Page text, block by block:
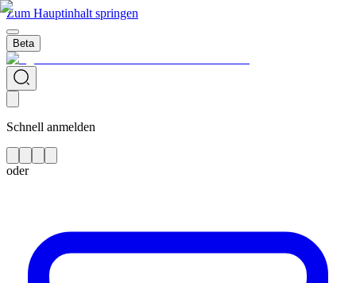
Zum Hauptinhalt springen
Beta
Schnell anmelden
oder